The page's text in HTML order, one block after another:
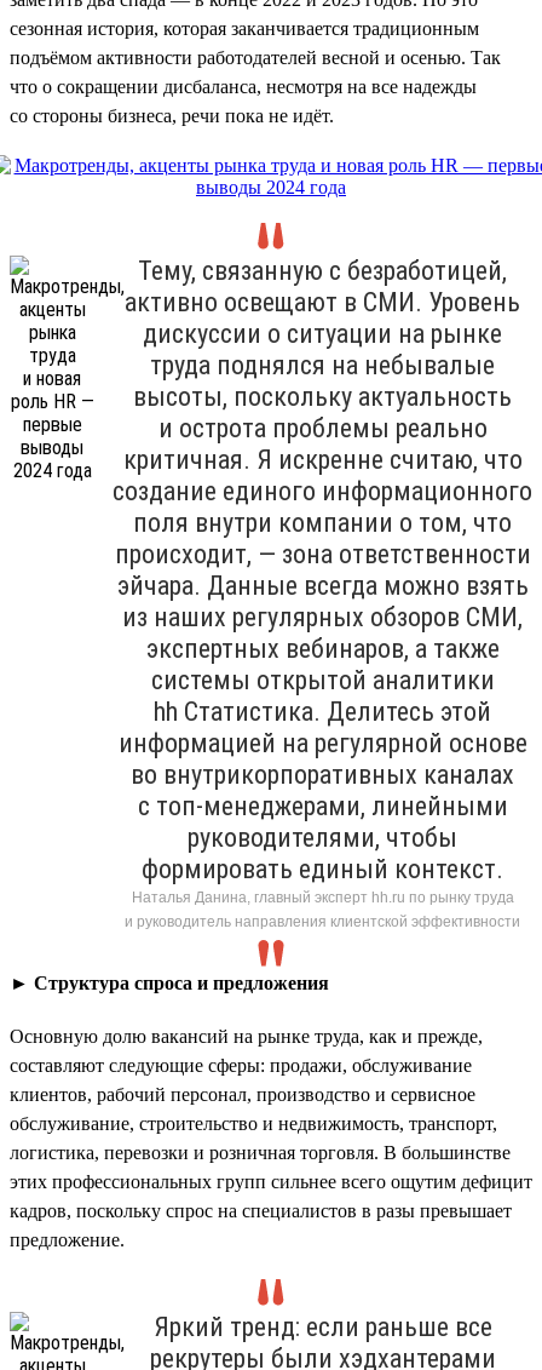
сезонная история, которая заканчивается традиционным
подъёмом активности работодателей весной и осенью. Так
что о сокращении дисбаланса, несмотря на все надежды
со стороны бизнеса, речи пока не идёт.
Тему, связанную с безработицей,
активно освещают в СМИ. Уровень
дискуссии о ситуации на рынке
труда поднялся на небывалые
высоты, поскольку актуальность
и острота проблемы реально
критичная. Я искренне считаю, что
создание единого информационного
поля внутри компании о том, что
происходит, — зона ответственности
эйчара. Данные всегда можно взять
из наших регулярных обзоров СМИ,
экспертных вебинаров, а также
системы открытой аналитики
hh Статистика. Делитесь этой
информацией на регулярной основе
во внутрикорпоративных каналах
с топ-менеджерами, линейными
руководителями, чтобы
формировать единый контекст.
Наталья Данина, главный эксперт hh.ru по рынку труда
и руководитель направления клиентской эффективности
► Структура спроса и предложения
Основную долю вакансий на рынке труда, как и прежде,
составляют следующие сферы: продажи, обслуживание
клиентов, рабочий персонал, производство и сервисное
обслуживание, строительство и недвижимость, транспорт,
логистика, перевозки и розничная торговля. В большинстве
этих профессиональных групп сильнее всего ощутим дефицит
кадров, поскольку спрос на специалистов в разы превышает
предложение.
Яркий тренд: если раньше все
рекрутеры были хэдхантерами